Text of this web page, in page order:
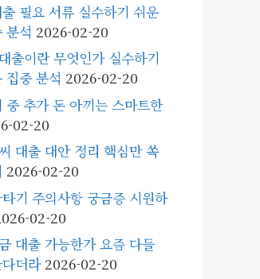
필요 서류 실수하기 쉬운
분석 2026-02-20
출이란 무엇인가 실수하기
집중 분석 2026-02-20
중 추가 돈 아끼는 스마트한
02-20
대출 대안 정리 핵심만 쏙
2026-02-20
기 주의사항 궁금증 시원하
02-20
대출 가능한가 요즘 다들
더라 2026-02-20